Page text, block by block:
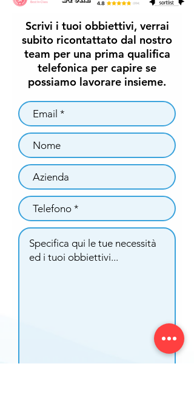
Scrivi i tuoi obbiettivi, verrai
subito ricontattato dal nostro
team per una prima qualifica
telefonica per capire se
possiamo lavorare insieme.